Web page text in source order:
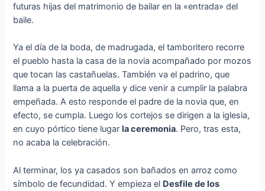
futuras hijas del matrimonio de bailar en la «entrada» del
baile.
Ya el día de la boda, de madrugada, el tamboritero recorre
el pueblo hasta la casa de la novia acompañado por mozos
que tocan las castañuelas. También va el padrino, que
llama a la puerta de aquella y dice venir a cumplir la palabra
empeñada. A esto responde el padre de la novia que, en
efecto, se cumpla. Luego los cortejos se dirigen a la iglesia,
en cuyo pórtico tiene lugar la ceremonia. Pero, tras esta,
no acaba la celebración.
Al terminar, los ya casados son bañados en arroz como
símbolo de fecundidad. Y empieza el Desfile de los